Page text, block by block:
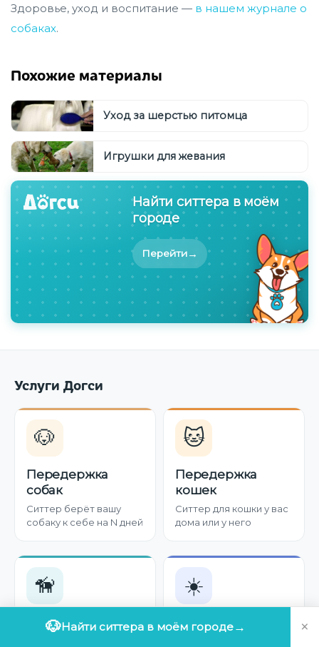
Здоровье, уход и воспитание — в нашем журнале о
собаках.
Похожие материалы
Уход за шерстью питомца
Игрушки для жевания
Найти ситтера в моём
городе
Перейти→
Услуги Догси
🐶
Передержка
собак
Ситтер берёт вашу
собаку к себе на N дней
🐱
Передержка
кошек
Ситтер для кошки у вас
дома или у него
🦮
Выгул собак
☀️
Дневная няня
🐶Найти ситтера в моём городе→ ×